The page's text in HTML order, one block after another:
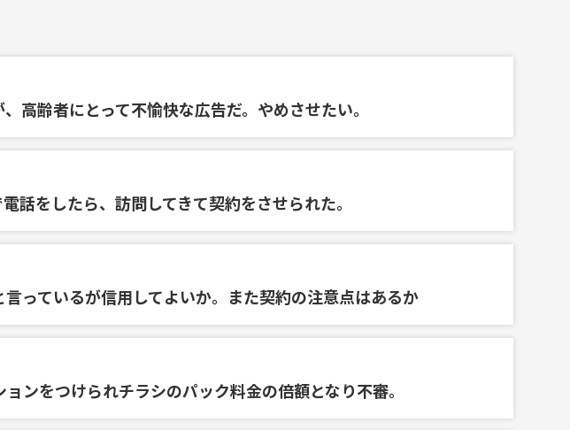
高齢者にとって不愉快な広告だ。やめさせたい。
話をしたら、訪問してきて契約をさせられた。
っているが信用してよいか。また契約の注意点はあるか
ンをつけられチラシのパック料金の倍額となり不審。